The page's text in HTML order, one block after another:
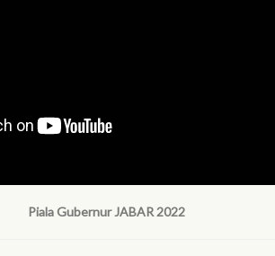
Piala Gubernur JABAR 2022